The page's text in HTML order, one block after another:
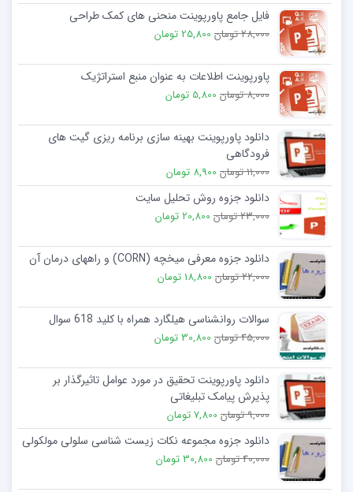
فایل جامع پاورپوینت منحنی های کمک طراحی
28,000 تومان 25,800 تومان
پاورپوینت اطلاعات به عنوان منبع استراتژیک
8,000 تومان 5,800 تومان
دانلود پاورپوینت بهينه سازی برنامه ريزی گيت های
فرودگاهی
11,000 تومان 8,900 تومان
دانلود جزوه روش تحلیل سایت
23,000 تومان 20,800 تومان
دانلود جزوه معرفی میخچه (CORN) و راههای درمان آن
22,000 تومان 18,800 تومان
سوالات روانشناسی هیلگارد همراه با کلید 618 سوال
45,000 تومان 30,800 تومان
دانلود پاورپوینت تحقیق در مورد عوامل تاثیرگذار بر
پذیرش پیامک تبلیغاتی
9,000 تومان 7,800 تومان
دانلود جزوه مجموعه نکات زیست شناسی سلولی مولکولی
40,000 تومان 30,800 تومان